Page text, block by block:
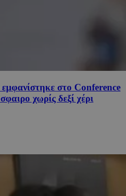
στο Conference
χωρίς δεξί χέρι